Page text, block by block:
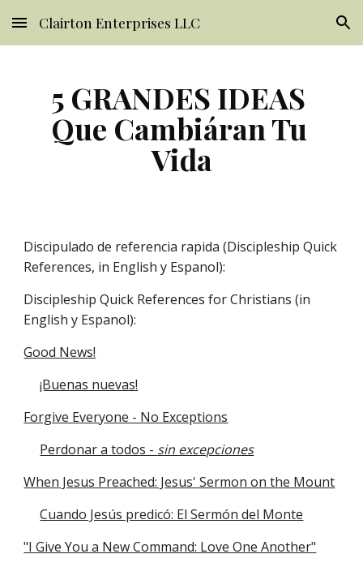
Skip to main content Skip to navigation
Clairton Enterprises LLC
5 GRANDES IDEAS
Que Cambiáran Tu
Vida
Discipulado de referencia rapida (Discipleship Quick
References, in English y Espanol):
Discipleship Quick References for Christians (in
English y Espanol):
Good News!
¡Buenas nuevas!
Forgive Everyone - No Exceptions
Perdonar a todos - sin excepciones
When Jesus Preached: Jesus' Sermon on the Mount
Cuando Jesús predicó: El Sermón del Monte
"I Give You a New Command: Love One Another"